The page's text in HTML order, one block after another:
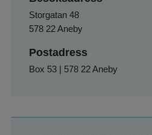
Storgatan 48
578 22 Aneby
Postadress
Box 53 | 578 22 Aneby